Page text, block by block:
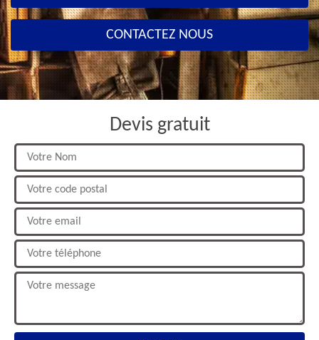
CONTACTEZ NOUS
Devis gratuit